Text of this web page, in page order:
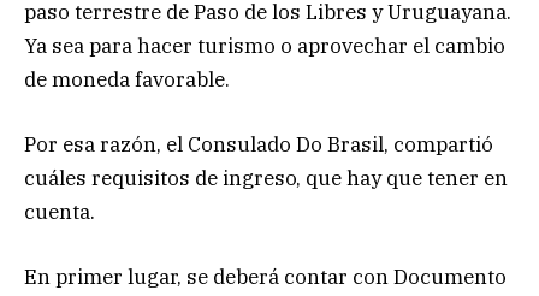
paso terrestre de Paso de los Libres y Uruguayana.
Ya sea para hacer turismo o aprovechar el cambio
de moneda favorable.
Por esa razón, el Consulado Do Brasil, compartió
cuáles requisitos de ingreso, que hay que tener en
cuenta.
En primer lugar, se deberá contar con Documento